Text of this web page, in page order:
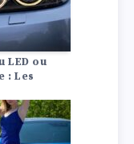
LED ou
: Les
!